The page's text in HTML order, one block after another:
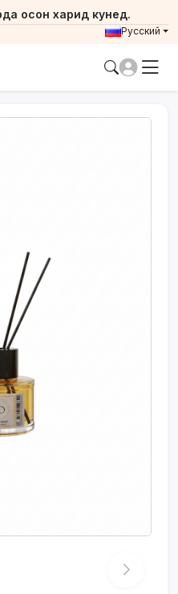
осон харид кунед.
Русский